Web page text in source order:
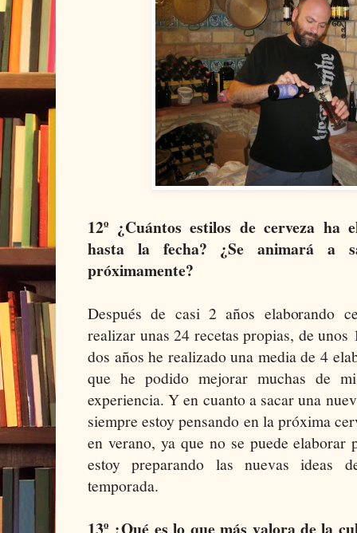
12º ¿Cuántos estilos de cerveza ha
hasta la fecha? ¿Se animará a
próximamente?
Después de casi 2 años elaborando
realizar unas 24 recetas propias, de unos
dos años he realizado una media de 4
que he podido mejorar muchas de
experiencia. Y en cuanto a sacar una
siempre estoy pensando en la próxima
en verano, ya que no se puede elaborar
estoy preparando las nuevas ideas
temporada.